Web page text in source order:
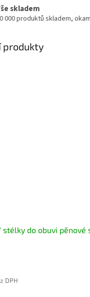
skladem
000 produktů skladem,
produkty
do obuvi pěnové
DPH